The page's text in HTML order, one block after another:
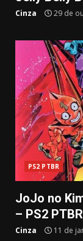
Cinza 29 de
PS2 PTBR
JoJo no
– PS2 PTBR
Cinza 11 de